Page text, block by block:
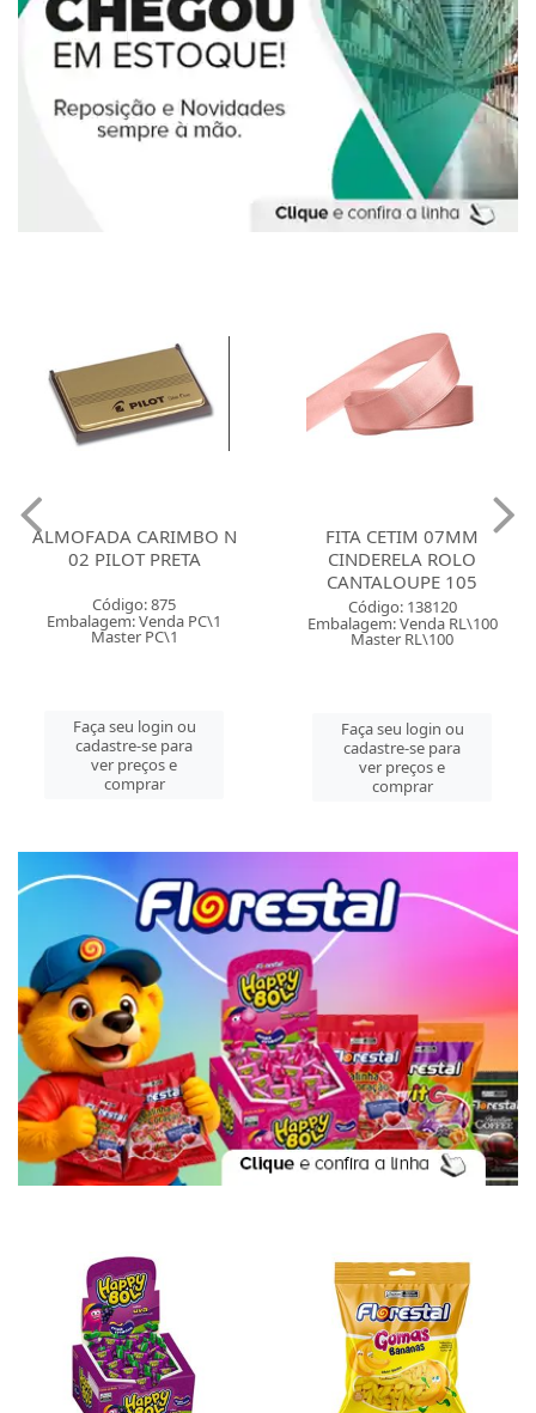
ALMOFADA CARIMBO N
02 PILOT PRETA
Código: 875
Embalagem: Venda PC\1
Master PC\1
Faça seu login ou
cadastre-se para
ver preços e
comprar
FITA CETIM 07MM
CINDERELA ROLO
CANTALOUPE 105
Código: 138120
Embalagem: Venda RL\100
Master RL\100
Faça seu login ou
cadastre-se para
ver preços e
comprar